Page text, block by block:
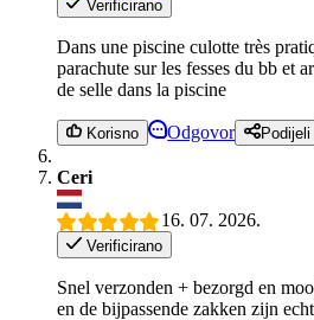
Verificirano
Dans une piscine culotte très
parachute sur les fesses du bb et
de selle dans la piscine
Korisno Odgovor Podijeli
Ceri
16. 07. 2026.
Verificirano
Snel verzonden + bezorgd en
en de bijpassende zakken zijn